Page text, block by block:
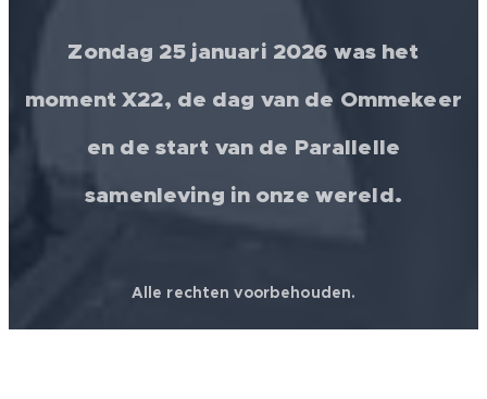
Zondag 25 januari 2026 was het
moment X22, de dag van de Ommekeer
en de start van de Parallelle
samenleving in onze wereld.
Alle rechten voorbehouden.